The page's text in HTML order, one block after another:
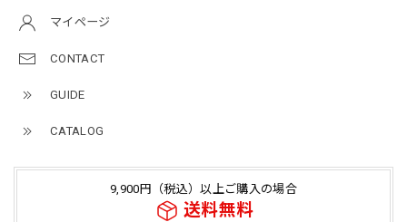
マイページ
CONTACT
GUIDE
CATALOG
9,900円（税込）以上ご購入の場合
送料無料